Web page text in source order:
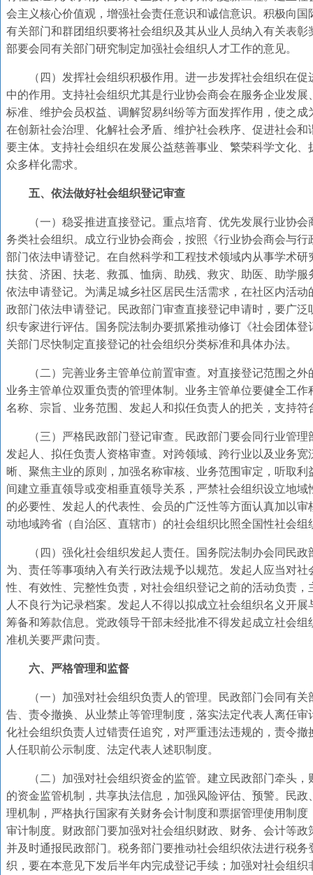
会主义核心价值观，增强社会责任意识和诚信意识。积极向
有关部门和群团组织要将社会组织及其从业人员纳入有关表
部要会同有关部门研究制定加强社会组织人才工作的意见。
（四）发挥社会组织积极作用。进一步发挥社会组织在
中的作用。支持社会组织尤其是行业协会商会在服务企业发
标准、维护会员权益、调解贸易纠纷等方面发挥作用，使之
在创新社会治理、化解社会矛盾、维护社会秩序、促进社会
要主体。支持社会组织在发展公益慈善事业、繁荣科学文化
众多样化需求。
五、依法做好社会组织登记审查
（一）稳妥推进直接登记。重点培育、优先发展行业协
务类社会组织。成立行业协会商会，按照《行业协会商会与
部门依法申请登记。在自然科学和工程技术领域内从事学术
扶贫、济困、扶老、救孤、恤病、助残、救灾、助医、助学
依法申请登记。为满足城乡社区居民生活需求，在社区内活
政部门依法申请登记。民政部门审查直接登记申请时，要广
织专家进行评估。国务院法制办要抓紧推动修订《社会团体
关部门尽快制定直接登记的社会组织分类标准和具体办法。
（二）完善业务主管单位前置审查。对直接登记范围之
业务主管单位双重负责的管理体制。业务主管单位要健全工
名称、宗旨、业务范围、发起人和拟任负责人的把关，支持
（三）严格民政部门登记审查。民政部门要会同行业管
发起人、拟任负责人资格审查。对跨领域、跨行业以及业务
晰、聚焦主业的原则，加强名称审核、业务范围审定，听取
间建立垂直领导或变相垂直领导关系，严禁社会组织设立地
的必要性、发起人的代表性、会员的广泛性等方面认真加以
动地域跨省（自治区、直辖市）的社会组织比照全国性社会组
（四）强化社会组织发起人责任。国务院法制办会同民
为、责任等事项纳入有关行政法规予以规范。发起人应当对
性、有效性、完整性负责，对社会组织登记之前的活动负责
人不良行为记录档案。发起人不得以拟成立社会组织名义开
筹备和筹款信息。党政领导干部未经批准不得发起成立社会
准机关要严肃问责。
六、严格管理和监督
（一）加强对社会组织负责人的管理。民政部门会同有
告、责令撤换、从业禁止等管理制度，落实法定代表人离任
化社会组织负责人过错责任追究，对严重违法违规的，责令
人任职前公示制度、法定代表人述职制度。
（二）加强对社会组织资金的监管。建立民政部门牵头
的资金监管机制，共享执法信息，加强风险评估、预警。民
理机制，严格执行国家有关财务会计制度和票据管理使用制
审计制度。财政部门要加强对社会组织财政、财务、会计等
并及时通报民政部门。税务部门要推动社会组织依法进行税
织，要在本意见下发后半年内完成登记手续；加强对社会组